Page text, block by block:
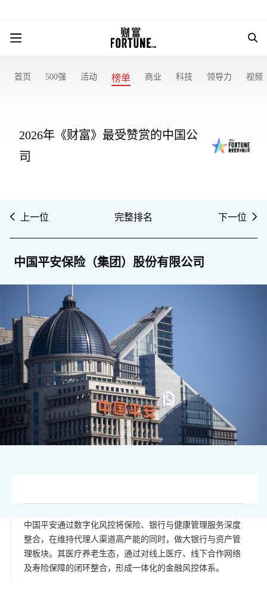
首页 500强 活动 榜单 商业 科技 领导力 视频
2026年《财富》最受赞赏的中国公
司
上一位 完整排名 下一位
中国平安保险（集团）股份有限公司
中国平安通过数字化风控将保险、银行与健康管理服务深度
整合，在维持代理人渠道高产能的同时，做大银行与资产管
理板块。其医疗养老生态，通过对线上医疗、线下合作网络
及寿险保障的闭环整合，形成一体化的金融风控体系。